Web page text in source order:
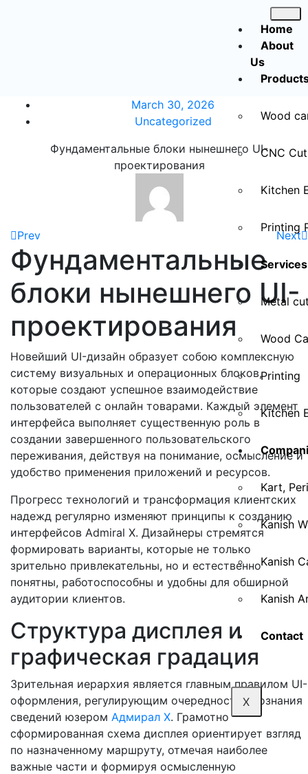
Home
About
Us
Wood
CNC
Kitchen
Printing
Services
Metal
Wood
Printing
Kitchen
Kart,
Kanish
Kanish
Kanish
Contact
X
March 30, 2026
Uncategorized
Фундаментальные блоки нынешнего UI-
проектирования
Prev Next
Фундаментальные
блоки нынешнего UI-
проектирования
Новейший UI-дизайн образует собою комплексную
систему визуальных и операционных блоков,
которые создают успешное взаимодействие
пользователей с онлайн товарами. Каждый элемент
интерфейса выполняет существенную роль в
создании завершенного пользовательского
переживания, действуя на понимание, осмысление и
удобство применения приложений и ресурсов.
Прогресс технологий и трансформация клиентских
надежд регулярно изменяют принципы к созданию
интерфейсов Admiral X. Дизайнеры стремятся
формировать варианты, которые не только
зрительно привлекательны, но и естественно
понятны, работоспособны и удобны для обширной
аудитории клиентов.
Структура дисплея и
графическая градация
Зрительная иерархия является главным правилом UI-
оформления, регулирующим очередность осознания
сведений юзером Адмирал Х. Грамотно
сформированная схема дисплея ориентирует взгляд
по назначенному маршруту, отмечая наиболее
важные части и формируя осмысленную